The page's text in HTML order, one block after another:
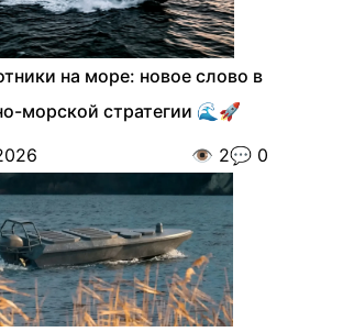
на море: новое слово в
морской стратегии 🌊🚀
👁️ 2💬 0